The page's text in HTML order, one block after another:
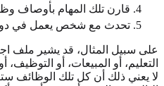
قارن تلك المهام بأوصاف
تحدث مع شخص يعمل في
على سبيل المثال، قد يشير ملف
التعليم، أو المبيعات، أو التوظيف،
لا يعني ذلك أن كل تلك الوظائف